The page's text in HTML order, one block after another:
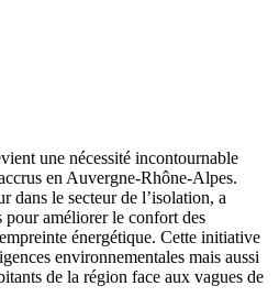
une nécessité incontournable
en Auvergne-Rhône-Alpes.
dans le secteur de l’isolation, a
pour améliorer le confort des
énergétique. Cette initiative
environnementales mais aussi
de la région face aux vagues de